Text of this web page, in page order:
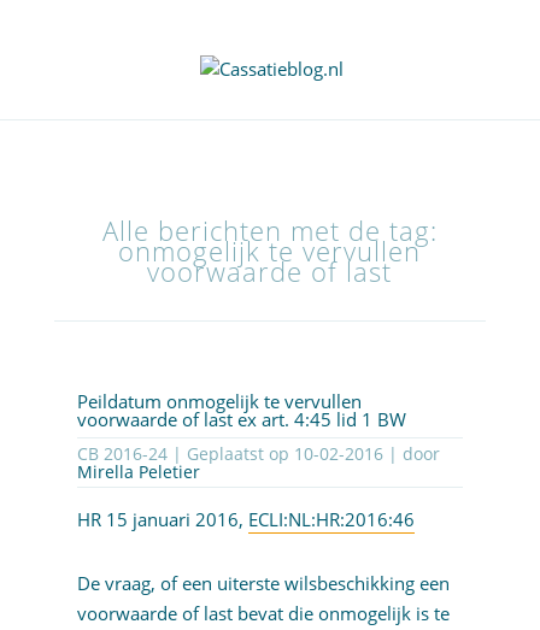
Alle berichten met de tag:
onmogelijk te vervullen
voorwaarde of last
Peildatum onmogelijk te vervullen
voorwaarde of last ex art. 4:45 lid 1 BW
CB 2016-24 | Geplaatst op 10-02-2016| door
Mirella Peletier
HR 15 januari 2016, ECLI:NL:HR:2016:46
De vraag, of een uiterste wilsbeschikking een
voorwaarde of last bevat die onmogelijk is te